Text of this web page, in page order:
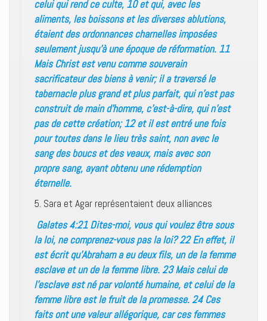
celui qui rend ce culte, 10 et qui, avec les
aliments, les boissons et les diverses ablutions,
étaient des ordonnances charnelles imposées
seulement jusqu’à une époque de réformation. 11
Mais Christ est venu comme souverain
sacrificateur des biens à venir; il a traversé le
tabernacle plus grand et plus parfait, qui n’est pas
construit de main d’homme, c’est-à-dire, qui n’est
pas de cette création; 12 et il est entré une fois
pour toutes dans le lieu très saint, non avec le
sang des boucs et des veaux, mais avec son
propre sang, ayant obtenu une rédemption
éternelle.
5. Sara et Agar représentaient deux alliances
Galates 4:21 Dites-moi, vous qui voulez être sous
la loi, ne comprenez-vous pas la loi? 22 En effet, il
est écrit qu’Abraham a eu deux fils, un de la femme
esclave et un de la femme libre. 23 Mais celui de
l’esclave est né par volonté humaine, et celui de la
femme libre est le fruit de la promesse. 24 Ces
faits ont une valeur allégorique, car ces femmes